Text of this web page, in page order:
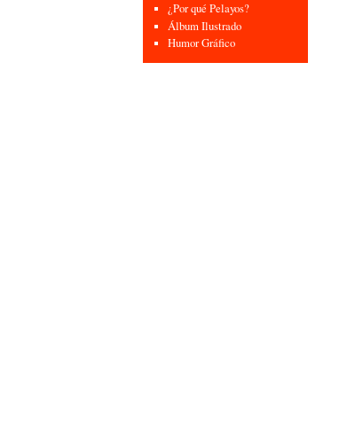
¿Por qué Pelayos?
Álbum Ilustrado
Humor Gráfico